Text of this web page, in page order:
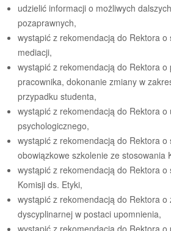
udzielić informacji o możliwych
pozaprawnych,
wystąpić z rekomendacją do Rektora o
mediacji,
wystąpić z rekomendacją do Rektora o
pracownika, dokonanie zmiany w
przypadku studenta,
wystąpić z rekomendacją do Rektora o
psychologicznego,
wystąpić z rekomendacją do Rektora
obowiązkowe szkolenie ze stosowania
wystąpić z rekomendacją do Rektora o
Komisji ds. Etyki,
wystąpić z rekomendacją do Rektora o
dyscyplinarnej w postaci upomnienia,
wystąpić z rekomendacją do Rektora